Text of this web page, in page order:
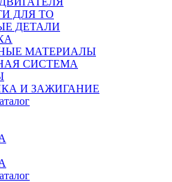
ДЛЯ ТО
ДЕТАЛИ
МАТЕРИАЛЫ
СИСТЕМА
И ЗАЖИГАНИЕ